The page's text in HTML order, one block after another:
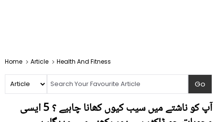
Home Article Health And Fitness
آپ کو ناشتے میں سیب کیوں کھانا چاہیے ؟ 5 ایسی